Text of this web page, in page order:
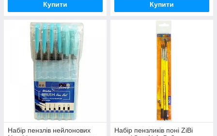
Купити Купити
Набір пензлів нейлонових
Набір пензликів поні ZiBi